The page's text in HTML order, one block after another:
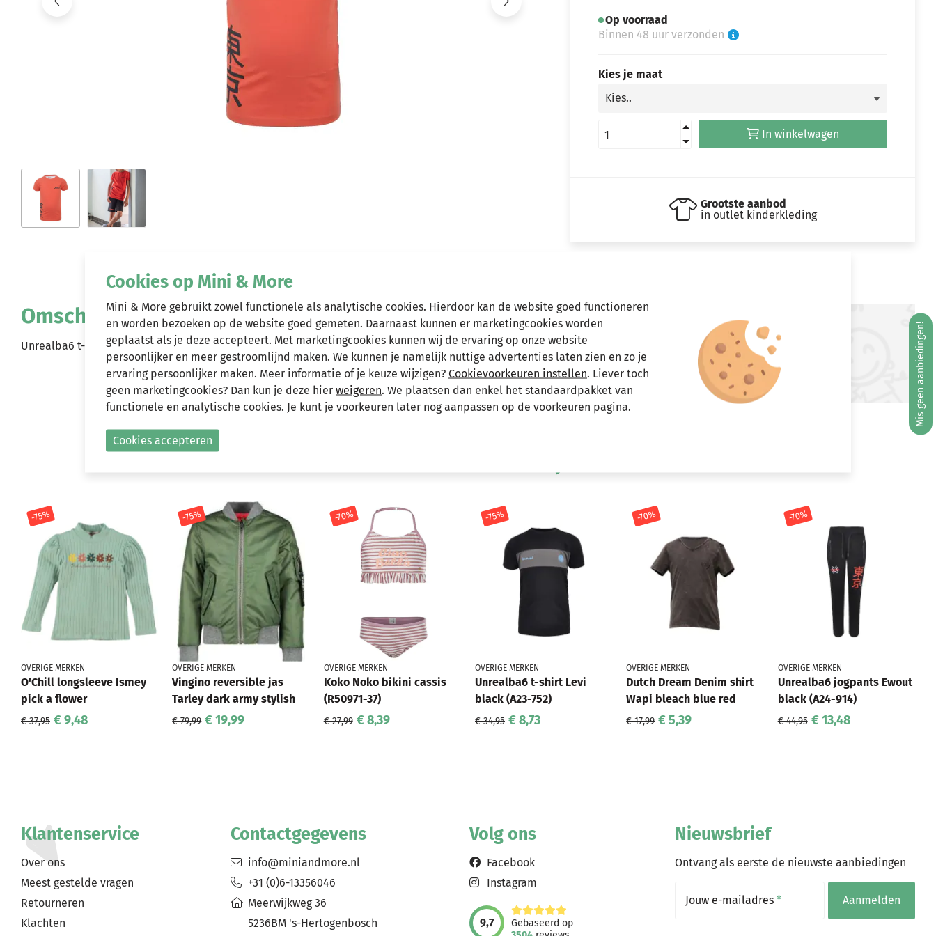
Op voorraad
Binnen 48 uur verzonden
Kies je maat
In winkelwagen
Grootste aanbod
in outlet kinderkleding
Omschrijving
Unrealba6 t-shirt Evan red (A24-910)
Heeft u vragen?
Stuur een e-mail
info@miniandmore.nl
-75%
OVERIGE MERKEN
O'Chill longsleeve Ismey
pick a flower
€ 37,95 € 9,48
-75%
OVERIGE MERKEN
Vingino reversible jas
Tarley dark army stylish
€ 79,99 € 19,99
-70%
OVERIGE MERKEN
Koko Noko bikini cassis
(R50971-37)
€ 27,99 € 8,39
-75%
OVERIGE MERKEN
Unrealba6 t-shirt Levi
black (A23-752)
€ 34,95 € 8,73
-70%
OVERIGE MERKEN
Dutch Dream Denim shirt
Wapi bleach blue red
€ 17,99 € 5,39
-70%
OVERIGE MERKEN
Unrealba6 jogpants Ewout
black (A24-914)
€ 44,95 € 13,48
Klantenservice
Over ons
Meest gestelde vragen
Retourneren
Klachten
Contactgegevens
info@miniandmore.nl
+31 (0)6-13356046
Meerwijkweg 36
5236BM 's-Hertogenbosch
Volg ons
Facebook
Instagram
9,7
Gebaseerd op
Nieuwsbrief
Ontvang als eerste de nieuwste aanbiedingen
Jouw e-mailadres * Aanmelden
Mis geen aanbiedingen!
Cookies op Mini & More
Mini & More gebruikt zowel functionele als analytische cookies. Hierdoor kan de website goed functioneren
en worden bezoeken op de website goed gemeten. Daarnaast kunnen er marketingcookies worden
geplaatst als je deze accepteert. Met marketingcookies kunnen wij de ervaring op onze website
persoonlijker en meer gestroomlijnd maken. We kunnen je namelijk nuttige advertenties laten zien en zo je
ervaring persoonlijker maken. Meer informatie of je keuze wijzigen? Cookievoorkeuren instellen. Liever toch
geen marketingcookies? Dan kun je deze hier weigeren. We plaatsen dan enkel het standaardpakket van
functionele en analytische cookies. Je kunt je voorkeuren later nog aanpassen op de voorkeuren pagina.
Cookies accepteren